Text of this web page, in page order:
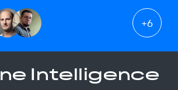
+6
Intelligence